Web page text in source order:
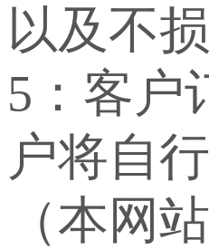
以及不
5：客户
户将自
（本网